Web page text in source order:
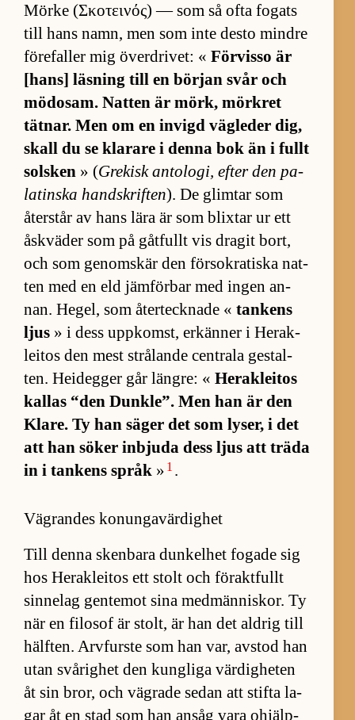
Mörke (Σκοτεινός) — som så ofta fo­gats
till hans namn, men som inte desto mindre
fö­re­fal­ler mig över­dri­vet: « För­visso är
[hans] läs­ning till en bör­jan svår och
mö­do­sam. Nat­ten är mörk, mörk­ret
tät­nar. Men om en in­vigd väg­le­der dig,
skall du se kla­rare i denna bok än i fullt
sol­sken » (Gre­kisk an­to­lo­gi, ef­ter den pa­
la­tinska hand­skrif­ten). De glim­tar som
åter­står av hans lära är som blix­tar ur ett
åsk­vä­der som på gåt­fullt vis dra­git bort,
och som ge­nom­skär den för­so­kra­tiska nat­
ten med en eld jäm­för­bar med ingen an­
nan. He­gel, som åter­teck­nade « tan­kens
ljus » i dess upp­komst, er­kän­ner i Herak­
le­i­tos den mest strå­lande cen­trala ge­stal­
ten. Hei­deg­ger går läng­re: « Herak­le­i­tos
kal­las “den Dunk­le”. Men han är den
Kla­re. Ty han sä­ger det som ly­ser, i det
att han sö­ker in­bjuda dess ljus att träda
in i tan­kens språk » 1 .
Vägrandes konungavärdighet
Till denna sken­bara dun­kel­het fo­gade sig
hos Herak­le­i­tos ett stolt och för­akt­fullt
sin­ne­lag gent­emot sina med­män­ni­skor. Ty
när en fi­lo­sof är stolt, är han det ald­rig till
hälf­ten. Arv­furste som han var, av­stod han
utan svå­rig­het den kung­liga vär­dighe­ten
åt sin bror, och väg­rade se­dan att stifta la­
gar åt en stad som han an­såg vara ohjälp­